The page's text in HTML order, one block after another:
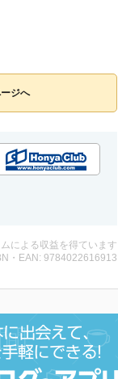
ジへ
による収益を得ています
・EAN: 9784022616913